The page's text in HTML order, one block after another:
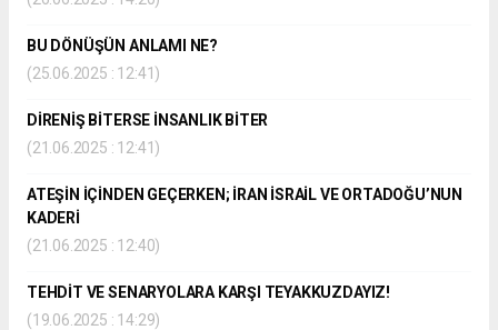
BU DÖNÜŞÜN ANLAMI NE?
(25.06.2025 : 12:41)
DİRENİŞ BİTERSE İNSANLIK BİTER
(21.06.2025 : 12:41)
ATEŞİN İÇİNDEN GEÇERKEN; İRAN İSRAİL VE ORTADOĞU’NUN
KADERİ
(21.06.2025 : 12:40)
TEHDİT VE SENARYOLARA KARŞI TEYAKKUZDAYIZ!
(19.06.2025 : 14:29)